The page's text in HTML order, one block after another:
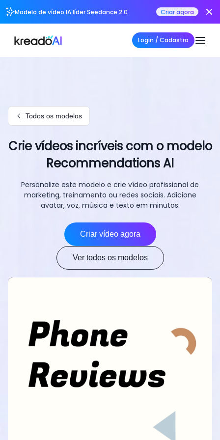
Modelo de vídeo IA líder Seedance 2.0 Criar agora
Login / Cadastro
Todos os modelos
Crie vídeos incríveis com o modelo
Recommendations AI
Personalize este modelo e crie vídeo profissional de
marketing, treinamento ou redes sociais. Adicione
avatar, voz, música e texto em minutos.
Criar vídeo agora
Ver todos os modelos